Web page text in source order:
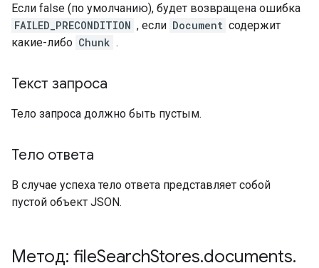
Если false (по умолчанию), будет возвращена ошибка
FAILED_PRECONDITION , если Document содержит
какие-либо Chunk .
Текст запроса
Тело запроса должно быть пустым.
Тело ответа
В случае успеха тело ответа представляет собой
пустой объект JSON.
Метод: fileSearchStores.documents.